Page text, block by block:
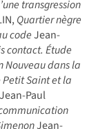
transgression
Quartier nègre
codeJean-
contact. Étude
Nouveau dans la
Petit Saint et la
Paul
Jean-